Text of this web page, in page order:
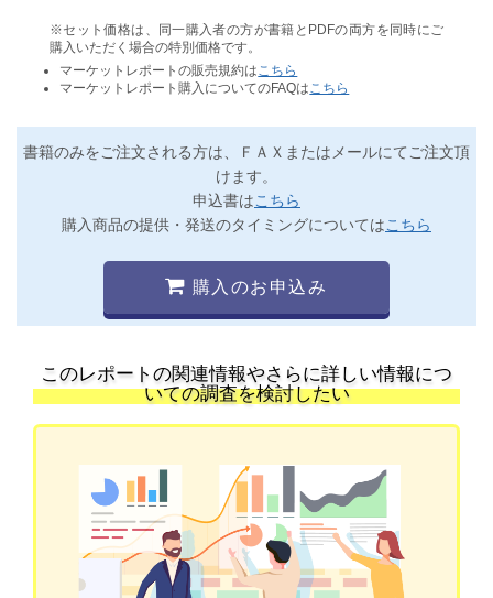
※セット価格は、同一購入者の方が書籍とPDFの両方を同時にご
購入いただく場合の特別価格です。
マーケットレポートの販売規約は こちら
マーケットレポート購入についてのFAQは こちら
書籍のみをご注文される方は、ＦＡＸまたはメールにてご注文頂
けます。
申込書はこちら
購入商品の提供・発送のタイミングについてはこちら
購入のお申込み
このレポートの関連情報やさらに詳しい情報につ
いての調査を検討したい